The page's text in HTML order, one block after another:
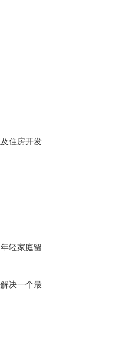
住房开发
轻家庭留
决一个最